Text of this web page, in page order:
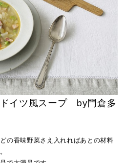
イツ風スープ by門倉多
の香味野菜さえ入れればあとの材料